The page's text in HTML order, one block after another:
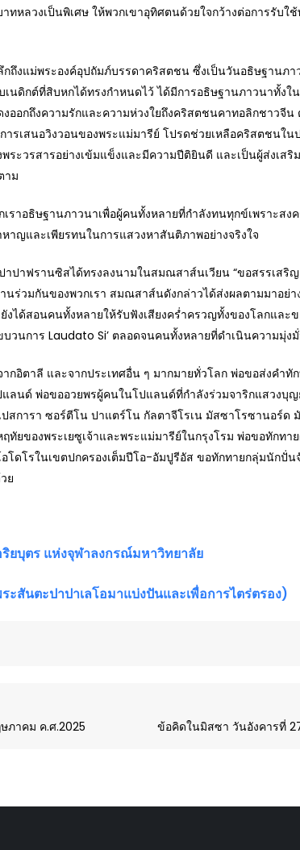
หลวงเป็นพิเศษ ให้พวกเขาอุทิศตนด้วยใจกว้างต่อการรับใ
ม่พระองค์อุปถัมภ์บรรดาคริสตชน ซึ่งเป็นวันอธิษฐานภา
นดิกต์ที่สิบหกได้ทรงกำหนดไว้ ได้มีการอธิษฐานภาวนาทั้งใ
งออกถึงความรักและความห่วงใยถึงคริสตชนคาทอลิกชาว
รเสนอวิงวอนของพระแม่มารีย์ โปรดช่วยเหลือคริสตชนใน
ระวรสารอย่างเข้มแข็งและมีความปีติยินดี และเป็นผู้ส่งเส
าม
ธิษฐานภาวนาเพื่อผู้คนทั้งหลายที่กำลังทนทุกข์เพราะสงค
าญและเพียรทนในการแสวงหาสันติภาพอย่างจริงใจ
รานซิสได้ทรงลงนามในสมณสาส์นเวียน “ขอสรรเสริญอ
นร่วมกันของพวกเรา สมณสาส์นดังกล่าวได้ส่งผลตามมาอย่
ได้สอนคนทั้งหลายให้รับฟังเสียงคร่ำครวญทั้งของโลกและ
วนการ Laudato Si’ ตลอดจนคนทั้งหลายที่ดำเนินความมุ่ง
ลี และจากประเทศอื่น ๆ มากมายทั่วโลก พ่อขอส่งคำทัก
ลนด์ พ่อขออวยพรผู้คนในโปแลนด์ที่กำลังร่วมจาริกแสวงบุญ
สการา ซอร์ตีโน ปาแตร์โน กัลตาจีโรเน มัสซาโรซานอร์ด
ยของพระเยซูเจ้าและพระแม่มารีย์ในกรุงโรม พ่อขอทักทา
อโดโรในเขตปกครองเต็มปีโอ-อัมปูรีอัส ขอทักทายกลุ่มนัก
ย
บุตร แห่งจุฬาลงกรณ์มหาวิทยาลัย
ระสันตะปาปาเลโอมาแบ่งปันและเพื่อการไตร่ตรอง)
ภาคม ค.ศ.2025
ข้อคิดในมิสซา วันอังคารที่